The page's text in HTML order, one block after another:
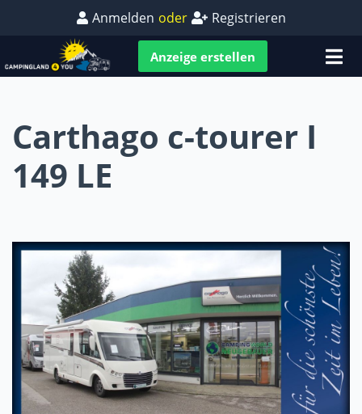
Anmelden oder Registrieren
Anzeige erstellen
Carthago c-tourer I
149 LE